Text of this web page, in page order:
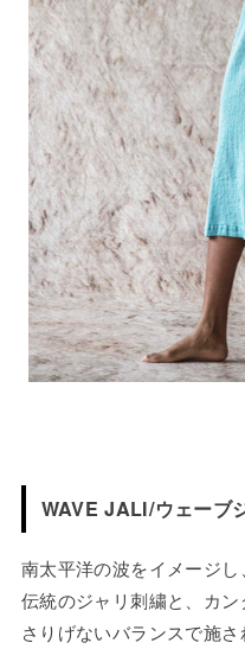
WAVE JALI/ウェーブ
南太平洋の波をイメージ
伝統のジャリ刺繍と、カ
さりげないバランスで施